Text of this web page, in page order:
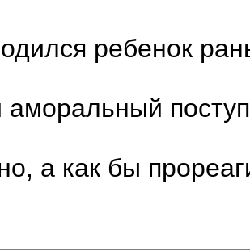
ребенок
а как бы